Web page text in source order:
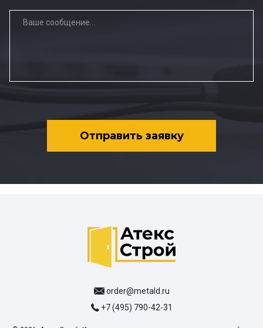
Отправить заявку
order@metald.ru
+7 (495) 790-42-31